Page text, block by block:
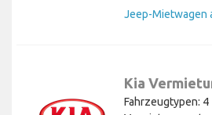
Jeep-Mietwagen
Kia
Fahrzeugtypen: 4